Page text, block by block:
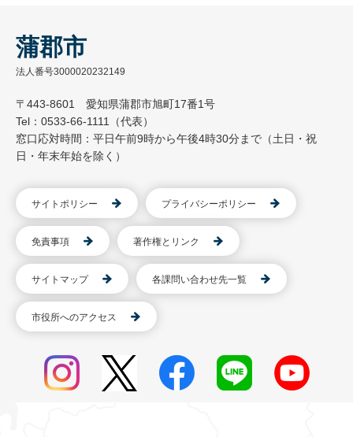
蒲郡市
法人番号3000020232149
〒443-8601 愛知県蒲郡市旭町17番1号
Tel：0533-66-1111（代表）
窓口応対時間：平日午前9時から午後4時30分まで（土日・祝
日・年末年始を除く）
サイトポリシー プライバシーポリシー
免責事項 著作権とリンク
サイトマップ 各課問い合わせ先一覧
市役所へのアクセス